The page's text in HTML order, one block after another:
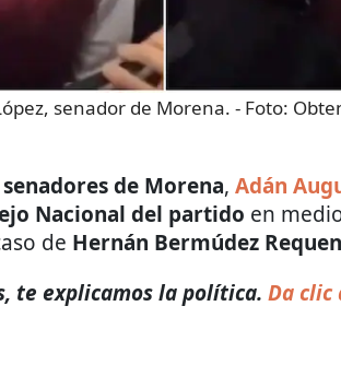
senador de Morena. - Foto:
senadoresde Morena, Adán
Nacional del partido en
de Hernán Bermúdez
te explicamos la política. Da clic